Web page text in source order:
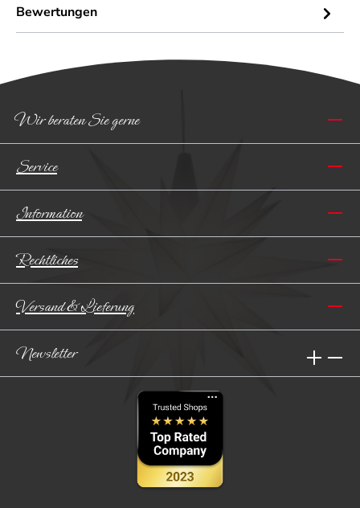
Bewertungen
Wir beraten Sie gerne
Service
Information
Rechtliches
Versand & Lieferung
Newsletter